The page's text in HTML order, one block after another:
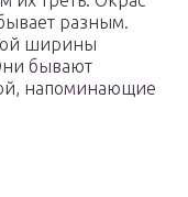
разным.
ширины
бывают
напоминающие